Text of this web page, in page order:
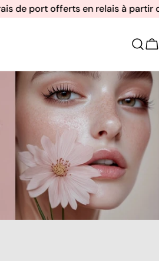
de port offerts en relais à partir